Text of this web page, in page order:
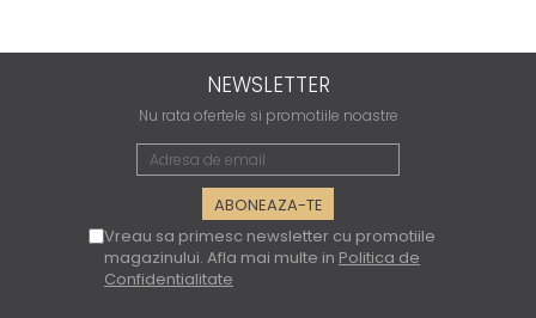
NEWSLETTER
Nu rata ofertele si promotiile noastre
Vreau sa primesc newsletter cu promotiile
magazinului. Afla mai multe in Politica de
Confidentialitate